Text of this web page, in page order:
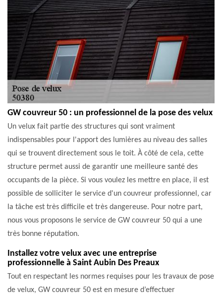
GW couvreur 50 : un professionnel de la pose des velux
Un velux fait partie des structures qui sont vraiment
indispensables pour l'apport des lumières au niveau des salles
qui se trouvent directement sous le toit. À côté de cela, cette
structure permet aussi de garantir une meilleure santé des
occupants de la pièce. Si vous voulez les mettre en place, il est
possible de solliciter le service d'un couvreur professionnel, car
la tâche est très difficile et très dangereuse. Pour notre part,
nous vous proposons le service de GW couvreur 50 qui a une
très bonne réputation.
Installez votre velux avec une entreprise
professionnelle à Saint Aubin Des Preaux
Tout en respectant les normes requises pour les travaux de pose
de velux, GW couvreur 50 est en mesure d’effectuer